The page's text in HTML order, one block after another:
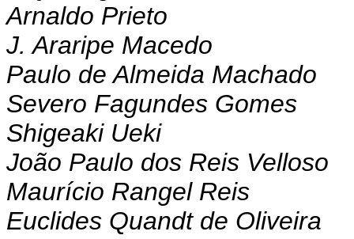
Arnaldo Prieto
J. Araripe Macedo
Paulo de Almeida Machado
Severo Fagundes Gomes
Shigeaki Ueki
João Paulo dos Reis Velloso
Maurício Rangel Reis
Euclides Quandt de Oliveira